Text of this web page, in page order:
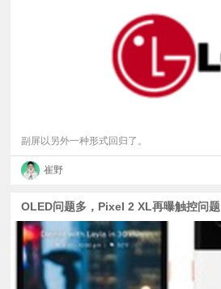
副屏以另外一种形式回归了。
崔野
OLED问题多，Pixel 2 XL再曝触控问题